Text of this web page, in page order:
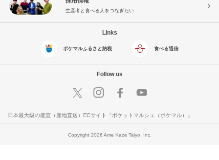
生産者と食べる人をつなぎたい
Links
ポケマルふるさと納税 食べる通信
Follow us
日本最大級の産直（産地直送）ECサイト『ポケットマルシェ（ポケマル）』
Copyright 2026 Ame Kaze Taiyo, Inc.